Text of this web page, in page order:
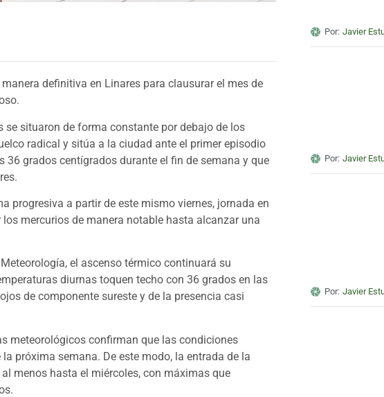
definitiva en Linares para clausurar el mes de
situaron de forma constante por debajo de los
radical y sitúa a la ciudad ante el primer episodio
grados centígrados durante el fin de semana y que
progresiva a partir de este mismo viernes, jornada en
mercurios de manera notable hasta alcanzar una
el ascenso térmico continuará su
diurnas toquen techo con 36 grados en las
de componente sureste y de la presencia casi
meteorológicos confirman que las condiciones
próxima semana. De este modo, la entrada de la
menos hasta el miércoles, con máximas que
Por: Javier
Por: Javier
Por: Javier